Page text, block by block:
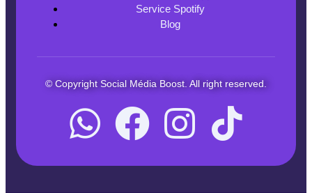
Service Spotify
Blog
© Copyright Social Média Boost. All right reserved.